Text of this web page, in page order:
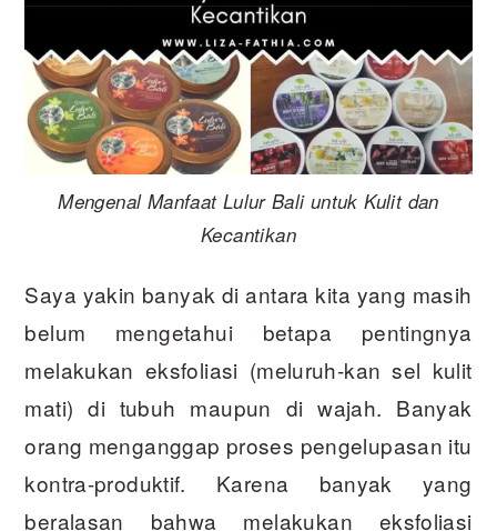
Mengenal Manfaat Lulur Bali untuk Kulit dan
Kecantikan
Saya yakin banyak di antara kita yang masih
belum mengetahui betapa pentingnya
melakukan eksfoliasi (meluruh-kan sel kulit
mati) di tubuh maupun di wajah. Banyak
orang menganggap proses pengelupasan itu
kontra-produktif. Karena banyak yang
beralasan bahwa melakukan eksfoliasi